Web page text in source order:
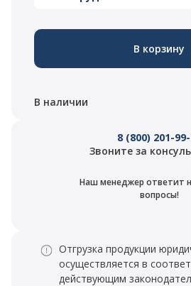
В корзину
В наличии
8 (800) 201-
Звоните за
Наш менеджер ответит
вопросы!
Отгрузка продукции
осуществляется в
действующим